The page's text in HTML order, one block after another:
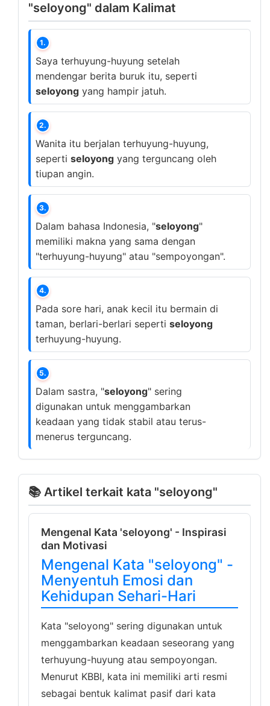
"seloyong" dalam Kalimat
1.
Saya terhuyung-huyung setelah
mendengar berita buruk itu, seperti
seloyong yang hampir jatuh.
2.
Wanita itu berjalan terhuyung-huyung,
seperti seloyong yang terguncang oleh
tiupan angin.
3.
Dalam bahasa Indonesia, "seloyong"
memiliki makna yang sama dengan
"terhuyung-huyung" atau "sempoyongan".
4.
Pada sore hari, anak kecil itu bermain di
taman, berlari-berlari seperti seloyong
terhuyung-huyung.
5.
Dalam sastra, "seloyong" sering
digunakan untuk menggambarkan
keadaan yang tidak stabil atau terus-
menerus terguncang.
📚 Artikel terkait kata "seloyong"
Mengenal Kata 'seloyong' - Inspirasi
dan Motivasi
Mengenal Kata "seloyong" -
Menyentuh Emosi dan
Kehidupan Sehari-Hari
Kata "seloyong" sering digunakan untuk
menggambarkan keadaan seseorang yang
terhuyung-huyung atau sempoyongan.
Menurut KBBI, kata ini memiliki arti resmi
sebagai bentuk kalimat pasif dari kata